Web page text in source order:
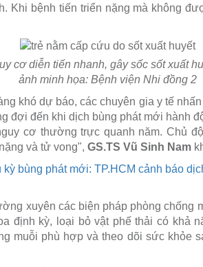
Khi bệnh tiến triển nặng mà không
cơ diễn tiến nhanh, gây sốc sốt xuất
ảnh minh họa: Bệnh viện Nhi đồng 2
khó dự báo, các chuyên gia y tế
đợi đến khi dịch bùng phát mới hành
cơ thường trực quanh năm. Chủ
và tử vong", GS.TS Vũ Sinh Nam
kỳ bùng phát mới: TP.HCM cảnh báo
xuyên các biện pháp phòng chống
định kỳ, loại bỏ vật phế thải có khả
muỗi phù hợp và theo dõi sức khỏe